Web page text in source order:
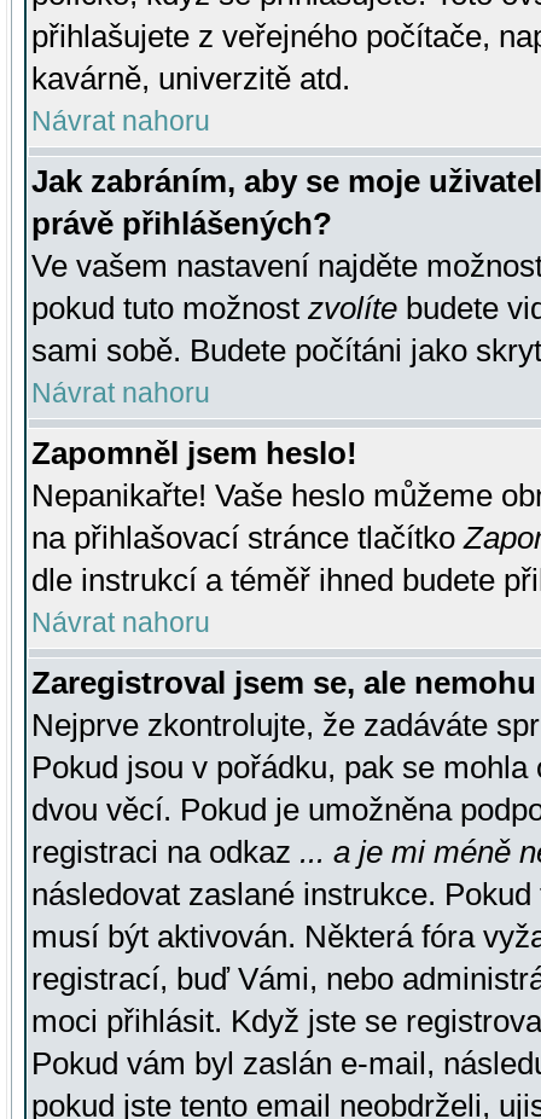
přihlašujete z veřejného počítače,
kavárně, univerzitě atd.
Návrat nahoru
Jak zabráním, aby se moje
právě přihlášených?
Ve vašem nastavení najděte
pokud tuto možnost zvolíte budete
sami sobě. Budete počítáni jako
Návrat nahoru
Zapomněl jsem heslo!
Nepanikařte! Vaše heslo můžeme
na přihlašovací stránce tlačítko
dle instrukcí a téměř ihned budete
Návrat nahoru
Zaregistroval jsem se, ale
Nejprve zkontrolujte, že zadáváte
Pokud jsou v pořádku, pak se
dvou věcí. Pokud je umožněna
registraci na odkaz ... a je mi méně
následovat zaslané instrukce.
musí být aktivován. Některá fóra
registrací, buď Vámi, nebo
moci přihlásit. Když jste se
Pokud vám byl zaslán e-mail,
pokud jste tento email neobdrželi,